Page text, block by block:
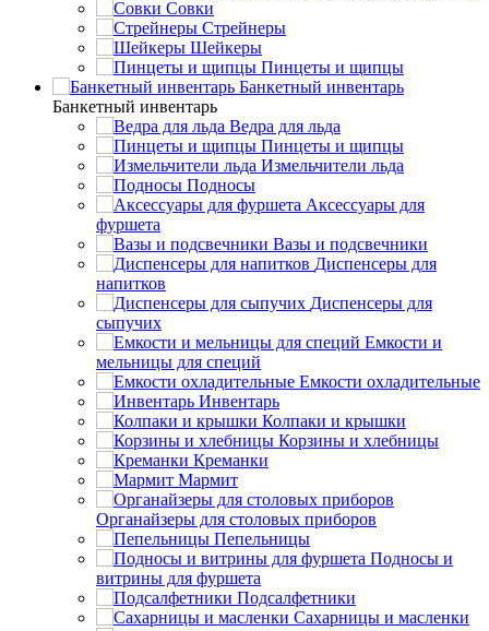
Совки
Стрейнеры
Шейкеры
Пинцеты и щипцы
Банкетный инвентарь
Банкетный инвентарь
Ведра для льда
Пинцеты и щипцы
Измельчители льда
Подносы
Аксессуары для
фуршета
Вазы и подсвечники
Диспенсеры для
напитков
Диспенсеры для
сыпучих
Емкости и
мельницы для специй
Емкости охладительные
Инвентарь
Колпаки и крышки
Корзины и хлебницы
Креманки
Мармит
Органайзеры для столовых приборов
Пепельницы
Подносы и
витрины для фуршета
Подсалфетники
Сахарницы и масленки